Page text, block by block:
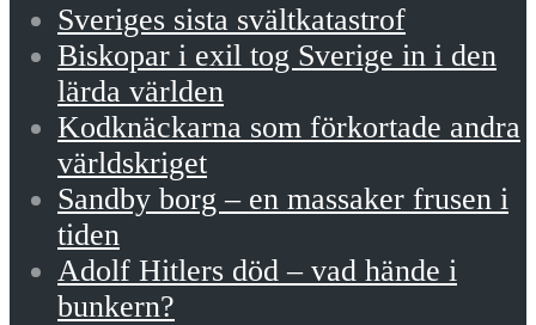
Sveriges sista svältkatastrof
Biskopar i exil tog Sverige in i den
lärda världen
Kodknäckarna som förkortade andra
världskriget
Sandby borg – en massaker frusen i
tiden
Adolf Hitlers död – vad hände i
bunkern?